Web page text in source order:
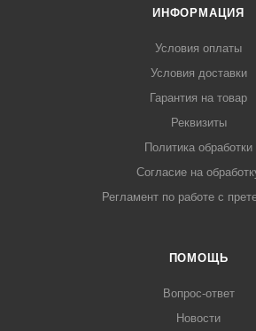
ИНФОРМАЦИЯ
Условия оплаты
Условия доставки
Гарантия на товар
Реквизиты
Политика обработки
Согласие на
Регламент по работе с
ПОМОЩЬ
Вопрос-ответ
Новости